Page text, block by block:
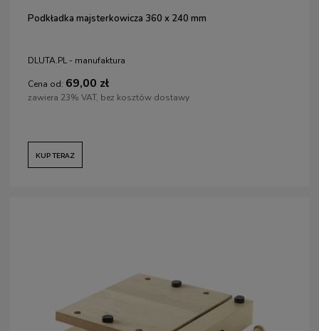
Podkładka majsterkowicza 360 x 240 mm
DLUTA.PL - manufaktura
Cena od: 69,00 zł
zawiera 23% VAT, bez kosztów dostawy
KUP TERAZ